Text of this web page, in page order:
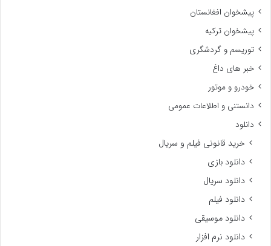
پیشخوان افغانستان
پیشخوان ترکیه
توریسم و گردشگری
خبر های داغ
خودرو و موتور
دانستنی و اطلاعات عمومی
دانلود
خرید قانونی فیلم و سریال
دانلود بازی
دانلود سریال
دانلود فیلم
دانلود موسیقی
دانلود نرم افزار